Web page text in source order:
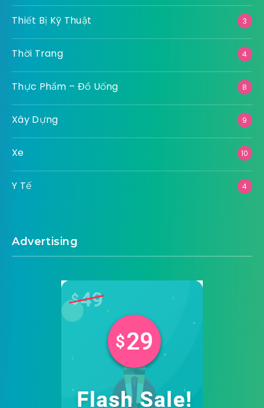
Thiết Bị Kỹ Thuật 3
Thời Trang 4
Thực Phẩm – Đồ Uống 8
Xây Dựng 9
Xe 10
Y Tế 4
Advertising